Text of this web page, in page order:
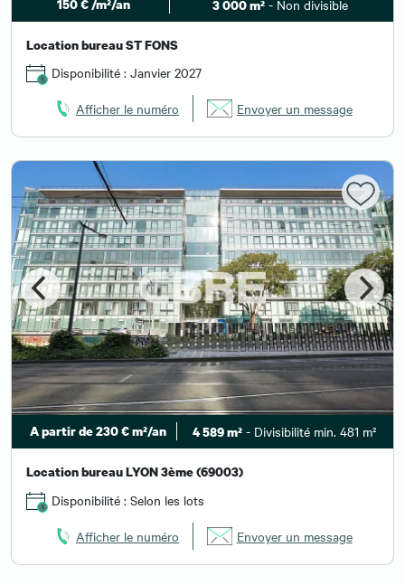
150 € /m²/an 3 000 m²- Non divisible
Location bureau ST FONS
Disponibilité : Janvier 2027
Afficher le numéro Envoyer un message
A partir de 230 € m²/an 4 589 m²- Divisibilité min. 481 m²
Location bureau LYON 3ème (69003)
Disponibilité : Selon les lots
Afficher le numéro Envoyer un message